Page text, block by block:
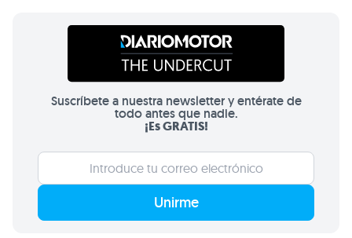
Suscríbete a nuestra newsletter y entérate de
todo antes que nadie.
¡Es GRATIS!
Unirme